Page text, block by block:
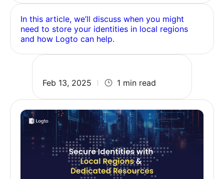
In this article, we’ll discuss when you might
need to store your identities in local regions
and how Logto can help.
Feb 13, 2025 1 min read